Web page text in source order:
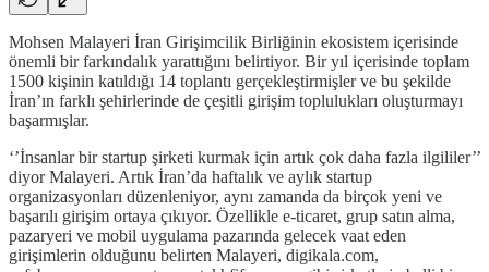
Mohsen Malayeri İran Girişimcilik Birliğinin ekosistem içerisinde
önemli bir farkındalık yarattığını belirtiyor. Bir yıl içerisinde toplam
1500 kişinin katıldığı 14 toplantı gerçekleştirmişler ve bu şekilde
İran’ın farklı şehirlerinde de çeşitli girişim toplulukları oluşturmayı
başarmışlar.
‘’İnsanlar bir startup şirketi kurmak için artık çok daha fazla ilgililer’’
diyor Malayeri. Artık İran’da haftalık ve aylık startup
organizasyonları düzenleniyor, aynı zamanda da birçok yeni ve
başarılı girişim ortaya çıkıyor. Özellikle e-ticaret, grup satın alma,
pazaryeri ve mobil uygulama pazarında gelecek vaat eden
girişimlerin olduğunu belirten Malayeri, digikala.com,